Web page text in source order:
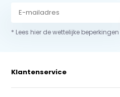
* Lees hier de wettelijke beperkingen
Klantenservice